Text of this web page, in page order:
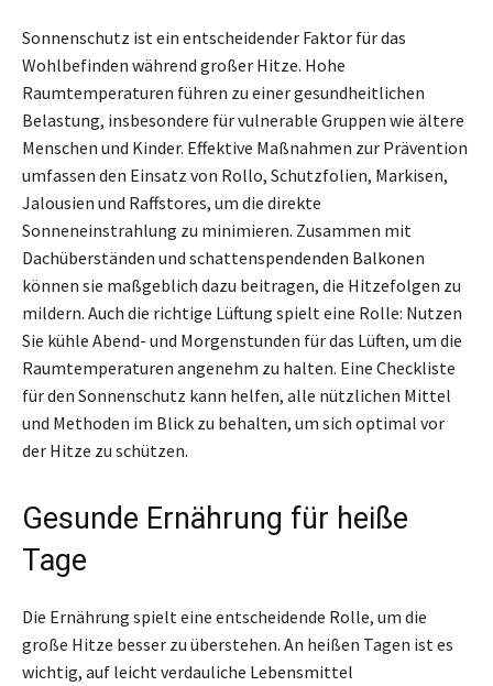
Sonnenschutz ist ein entscheidender Faktor für das
Wohlbefinden während großer Hitze. Hohe
Raumtemperaturen führen zu einer gesundheitlichen
Belastung, insbesondere für vulnerable Gruppen wie ältere
Menschen und Kinder. Effektive Maßnahmen zur Prävention
umfassen den Einsatz von Rollo, Schutzfolien, Markisen,
Jalousien und Raffstores, um die direkte
Sonneneinstrahlung zu minimieren. Zusammen mit
Dachüberständen und schattenspendenden Balkonen
können sie maßgeblich dazu beitragen, die Hitzefolgen zu
mildern. Auch die richtige Lüftung spielt eine Rolle: Nutzen
Sie kühle Abend- und Morgenstunden für das Lüften, um die
Raumtemperaturen angenehm zu halten. Eine Checkliste
für den Sonnenschutz kann helfen, alle nützlichen Mittel
und Methoden im Blick zu behalten, um sich optimal vor
der Hitze zu schützen.
Gesunde Ernährung für heiße
Tage
Die Ernährung spielt eine entscheidende Rolle, um die
große Hitze besser zu überstehen. An heißen Tagen ist es
wichtig, auf leicht verdauliche Lebensmittel